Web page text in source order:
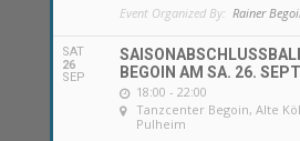
Event Organized By: Rainer
SAT
26
SEP
BEGOIN AM SA. 26.
18:00 - 22:00
Tanzcenter Begoin, Alte
Pulheim